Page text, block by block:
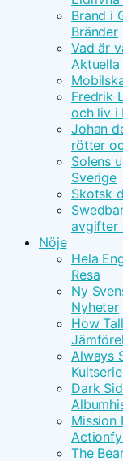
Brand i
Bränder
Vad är
Aktuella
Fredrik
och liv i
Johan
rötter
Solens
Sverige
Skotsk
avgifter
Nöje
Hela
Resa
Ny
Nyheter
How
Always
Kultserie
Dark
Mission
The